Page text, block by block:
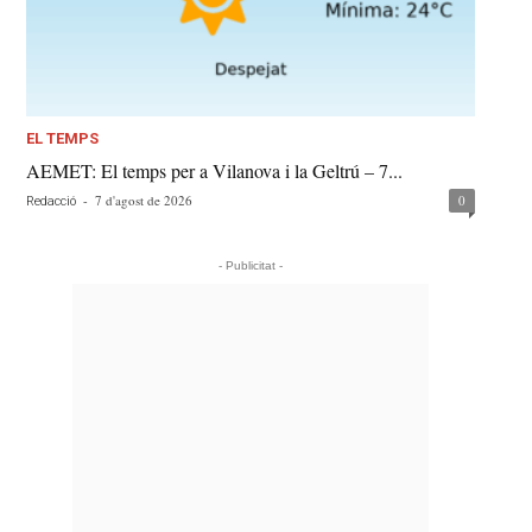
EL TEMPS
AEMET: El temps per a Vilanova i la Geltrú – 7...
Redacció - 7 d'agost de 2026 0
- Publicitat -